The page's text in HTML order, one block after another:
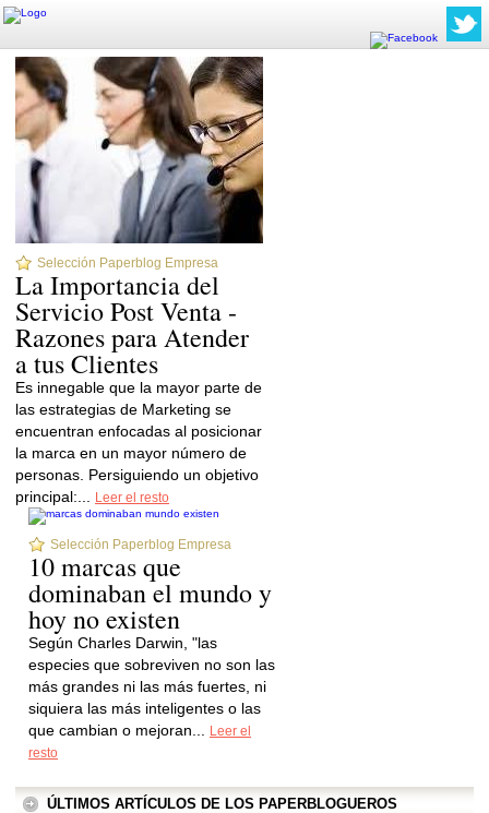
Selección Paperblog Empresa
La Importancia del
Servicio Post Venta -
Razones para Atender
a tus Clientes
Es innegable que la mayor parte de
las estrategias de Marketing se
encuentran enfocadas al posicionar
la marca en un mayor número de
personas. Persiguiendo un objetivo
principal:...
Leer el resto
Selección Paperblog Empresa
10 marcas que
dominaban el mundo y
hoy no existen
Según Charles Darwin, "las
especies que sobreviven no son las
más grandes ni las más fuertes, ni
siquiera las más inteligentes o las
que cambian o mejoran...
Leer el
resto
ÚLTIMOS ARTÍCULOS DE LOS PAPERBLOGUEROS